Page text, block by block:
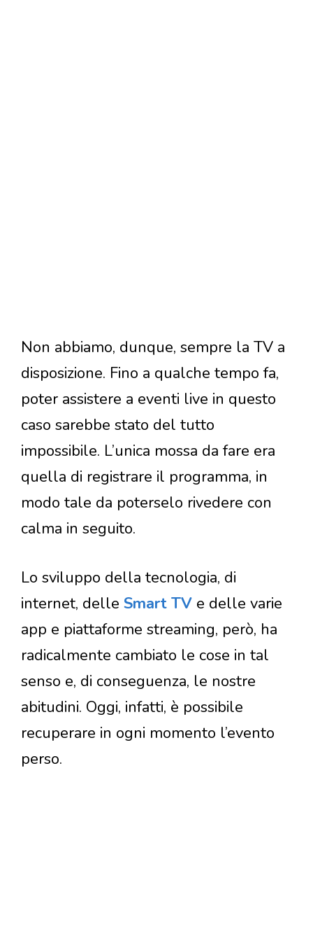
Non abbiamo, dunque, sempre la TV a
disposizione. Fino a qualche tempo fa,
poter assistere a eventi live in questo
caso sarebbe stato del tutto
impossibile. L’unica mossa da fare era
quella di registrare il programma, in
modo tale da poterselo rivedere con
calma in seguito.
Lo sviluppo della tecnologia, di
internet, delle Smart TV e delle varie
app e piattaforme streaming, però, ha
radicalmente cambiato le cose in tal
senso e, di conseguenza, le nostre
abitudini. Oggi, infatti, è possibile
recuperare in ogni momento l’evento
perso.